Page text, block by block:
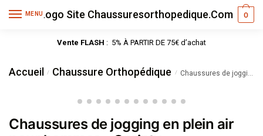
MENU 0
Vente FLASH : 5% À PARTIR DE 75€ d’achat
Accueil / Chaussure Orthopédique / Chaussures de jogging en plein air pour hommes – Sprinty
Chaussures de jogging en plein air